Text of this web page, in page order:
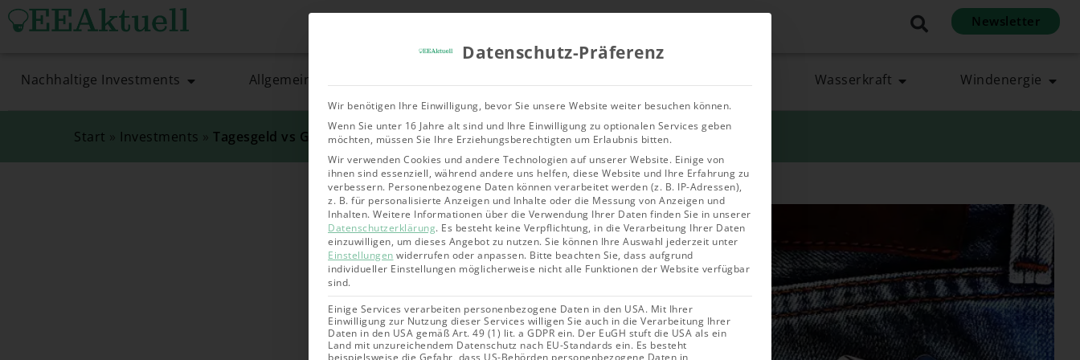
Newsletter
Nachhaltige Investments Allgemein Wasserkraft Windenergie
Start » Investments » Tagesgeld vs Girokonto: Unterschiede im Vergleich
Datenschutz-Präferenz
Wir benötigen Ihre Einwilligung, bevor Sie unsere Website weiter besuchen können.
Wenn Sie unter 16 Jahre alt sind und Ihre Einwilligung zu optionalen Services geben
möchten, müssen Sie Ihre Erziehungsberechtigten um Erlaubnis bitten.
Wir verwenden Cookies und andere Technologien auf unserer Website. Einige von
ihnen sind essenziell, während andere uns helfen, diese Website und Ihre Erfahrung zu
verbessern. Personenbezogene Daten können verarbeitet werden (z. B. IP-Adressen),
z. B. für personalisierte Anzeigen und Inhalte oder die Messung von Anzeigen und
Inhalten. Weitere Informationen über die Verwendung Ihrer Daten finden Sie in unserer
Datenschutzerklärung. Es besteht keine Verpflichtung, in die Verarbeitung Ihrer Daten
einzuwilligen, um dieses Angebot zu nutzen. Sie können Ihre Auswahl jederzeit unter
Einstellungen widerrufen oder anpassen. Bitte beachten Sie, dass aufgrund
individueller Einstellungen möglicherweise nicht alle Funktionen der Website verfügbar
sind.
Einige Services verarbeiten personenbezogene Daten in den USA. Mit Ihrer
Einwilligung zur Nutzung dieser Services willigen Sie auch in die Verarbeitung Ihrer
Daten in den USA gemäß Art. 49 (1) lit. a GDPR ein. Der EuGH stuft die USA als ein
Land mit unzureichendem Datenschutz nach EU-Standards ein. Es besteht
beispielsweise die Gefahr, dass US-Behörden personenbezogene Daten in